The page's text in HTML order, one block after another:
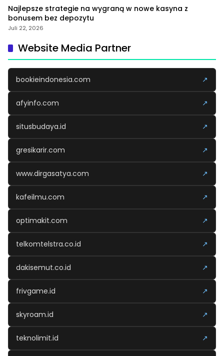
Najlepsze strategie na wygraną w nowe kasyna z
bonusem bez depozytu
Juli 22, 2026
Website Media Partner
bookieindonesia.com ↗
afyinfo.com ↗
situsbudaya.id ↗
gresikarir.com ↗
www.dirgasatya.com ↗
kafeilmu.com ↗
optimakit.com ↗
telkomtelstra.co.id ↗
dakisemut.co.id ↗
frivgame.id ↗
skyroam.id ↗
teknolimit.id ↗